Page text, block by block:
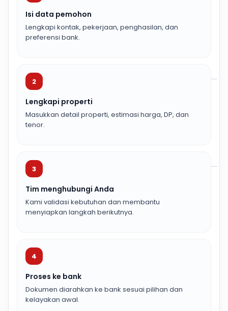
Isi data pemohon
Lengkapi kontak, pekerjaan, penghasilan, dan
preferensi bank.
2
Lengkapi properti
Masukkan detail properti, estimasi harga, DP, dan
tenor.
3
Tim menghubungi Anda
Kami validasi kebutuhan dan membantu
menyiapkan langkah berikutnya.
4
Proses ke bank
Dokumen diarahkan ke bank sesuai pilihan dan
kelayakan awal.